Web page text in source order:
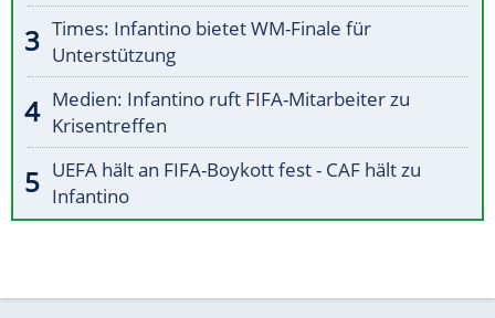
Times: Infantino bietet WM-Finale für
Unterstützung
Medien: Infantino ruft FIFA-Mitarbeiter zu
Krisentreffen
UEFA hält an FIFA-Boykott fest - CAF hält zu
Infantino